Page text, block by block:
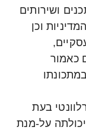
ושירותים
וכן
כאמור
בעת
על-מנת